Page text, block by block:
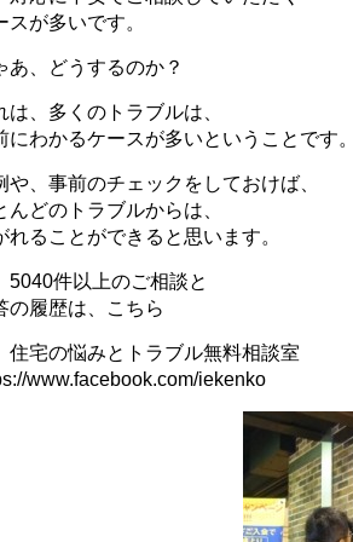
スが多いです。
あ、どうするのか？
は、多くのトラブルは、
にわかるケースが多いということです
や、事前のチェックをしておけば、
んどのトラブルからは、
れることができると思います。
件以上のご相談と
の履歴は、こちら
宅の悩みとトラブル無料相談室
www.facebook.com/iekenko